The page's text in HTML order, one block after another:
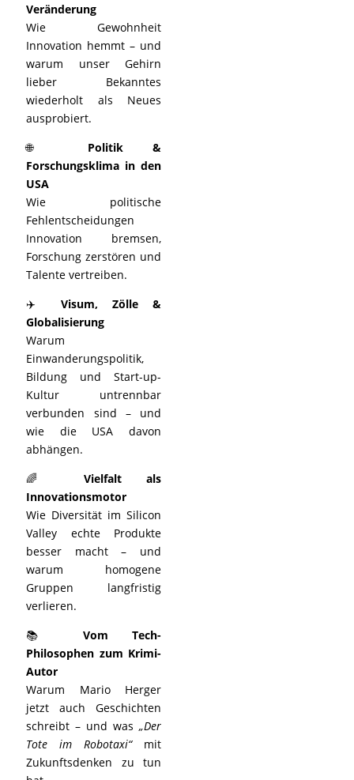
Veränderung
Wie Gewohnheit
Innovation hemmt – und
warum unser Gehirn
lieber Bekanntes
wiederholt als Neues
ausprobiert.
🌐 Politik &
Forschungsklima in den
USA
Wie politische
Fehlentscheidungen
Innovation bremsen,
Forschung zerstören und
Talente vertreiben.
✈️Visum, Zölle &
Globalisierung
Warum
Einwanderungspolitik,
Bildung und Start-up-
Kultur untrennbar
verbunden sind – und
wie die USA davon
abhängen.
🌈 Vielfalt als
Innovationsmotor
Wie Diversität im Silicon
Valley echte Produkte
besser macht – und
warum homogene
Gruppen langfristig
verlieren.
📚 Vom Tech-
Philosophen zum Krimi-
Autor
Warum Mario Herger
jetzt auch Geschichten
schreibt – und was „Der
Tote im Robotaxi“mit
Zukunftsdenken zu tun